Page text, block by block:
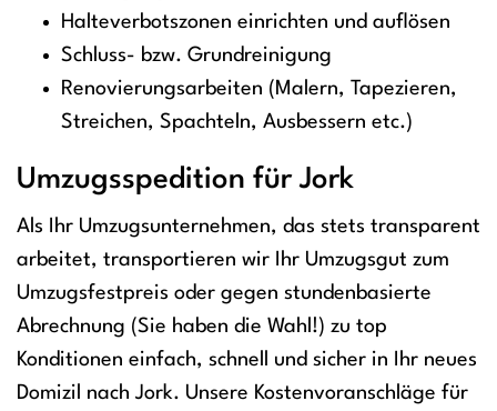
Halteverbotszonen einrichten und auflösen
Schluss- bzw. Grundreinigung
Renovierungsarbeiten (Malern, Tapezieren,
Streichen, Spachteln, Ausbessern etc.)
Umzugsspedition für Jork
Als Ihr Umzugsunternehmen, das stets transparent
arbeitet, transportieren wir Ihr Umzugsgut zum
Umzugsfestpreis oder gegen stundenbasierte
Abrechnung (Sie haben die Wahl!) zu top
Konditionen einfach, schnell und sicher in Ihr neues
Domizil nach Jork. Unsere Kostenvoranschläge für